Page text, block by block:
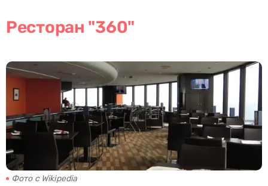
Ресторан "360"
Фото с Wikipedia